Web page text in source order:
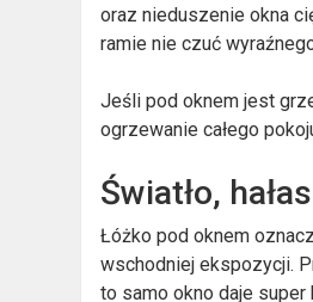
oraz nieduszenie okna
ramie nie czuć
Jeśli pod oknem jest
ogrzewanie całego
Światło,
Łóżko pod oknem
wschodniej ekspozycji.
to samo okno daje super